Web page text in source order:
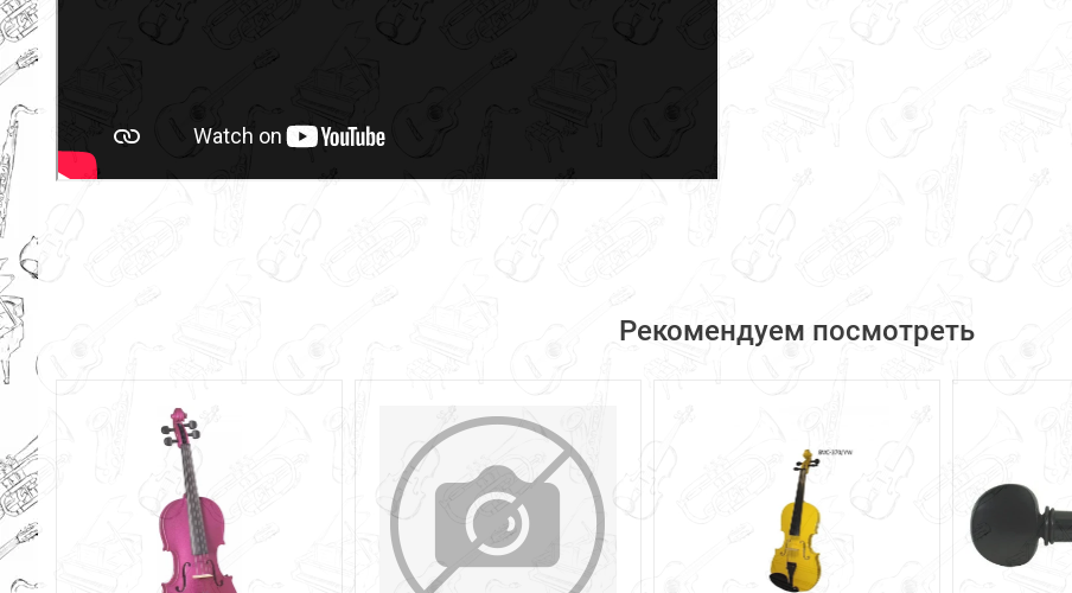
Рекомендуем посмотреть